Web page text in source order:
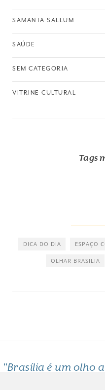
SAMANTA SALLUM
SAÚDE
SEM CATEGORIA
VITRINE CULTURAL
Tags
DICA DO DIA ESPAÇO
OLHAR BRASILIA
"Brasília é um olho